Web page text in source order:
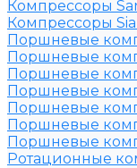
Компрессоры
Компрессоры
Поршневые
Поршневые
Поршневые
Поршневые
Поршневые
Поршневые
Поршневые
Ротационные